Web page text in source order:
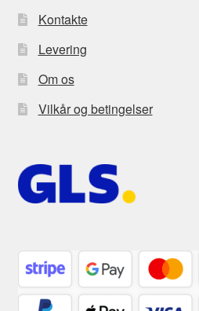
Kontakte
Levering
Om os
Vilkår og betingelser